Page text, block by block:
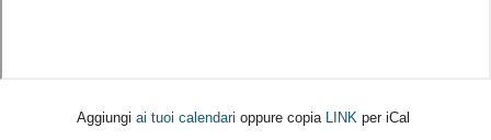
Aggiungi ai tuoi calendari oppure copia LINK per iCal